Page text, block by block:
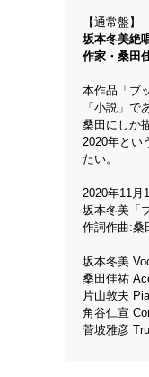
【通常盤】
坂本冬美絶
作家・桑田
本作品「ブ
「小説」
桑田にしか
2020年とい
たい。
2020年11月
坂本冬美「
作詞作曲:
坂本冬美
桑田佳祐
片山敦夫
角谷仁宣
菅坡雅彦